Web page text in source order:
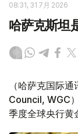
08:31, 31 7月 2026
哈萨克斯坦
（哈萨克国际
Council, WGC
季度全球央行黄